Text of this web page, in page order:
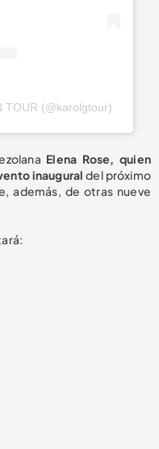
TOUR (@karolgtour)
Elena Rose, quien
inaugural del próximo
además, de otras nueve